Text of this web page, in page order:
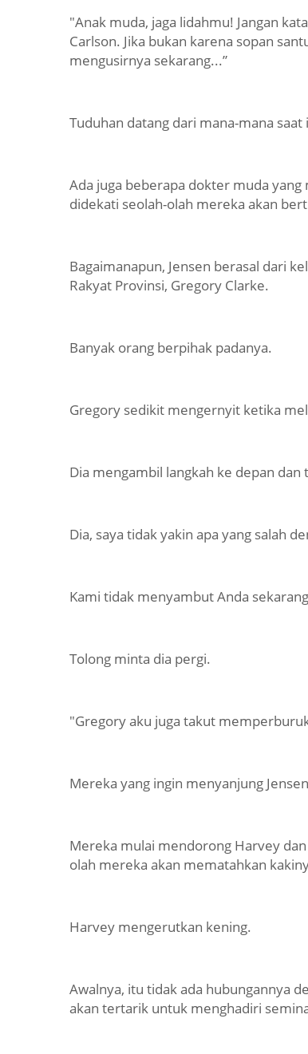
"Anak muda, jaga lidahmu! Jangan
Carlson. Jika bukan karena sopan
mengusirnya sekarang...”
Tuduhan datang dari mana-mana saat
Ada juga beberapa dokter muda
didekati seolah-olah mereka akan
Bagaimanapun, Jensen berasal dari
Rakyat Provinsi, Gregory Clarke.
Banyak orang berpihak padanya.
Gregory sedikit mengernyit ketika
Dia mengambil langkah ke depan
Dia, saya tidak yakin apa yang salah
Kami tidak menyambut Anda
Tolong minta dia pergi.
"Gregory aku juga takut
Mereka yang ingin menyanjung Jensen
Mereka mulai mendorong Harvey
olah mereka akan mematahkan
Harvey mengerutkan kening.
Awalnya, itu tidak ada hubungannya
akan tertarik untuk menghadiri